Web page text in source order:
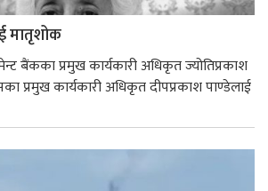
मातृशोक
बैंकका प्रमुख कार्यकारी अधिकृत ज्योतिप्रकाश
प्रमुख कार्यकारी अधिकृत दीपप्रकाश पाण्डेलाई